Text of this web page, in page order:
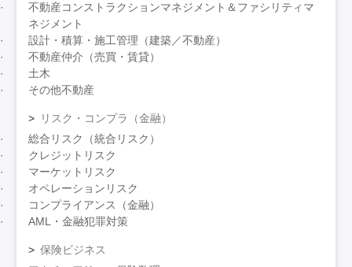
不動産コンストラクションマネジメント＆ファシリティマ
ネジメント
設計・積算・施工管理（建築／不動産）
不動産仲介（売買・賃貸）
土木
その他不動産
リスク・コンプラ（金融）
総合リスク（統合リスク）
クレジットリスク
マーケットリスク
オペレーションリスク
コンプライアンス（金融）
AML・金融犯罪対策
保険ビジネス